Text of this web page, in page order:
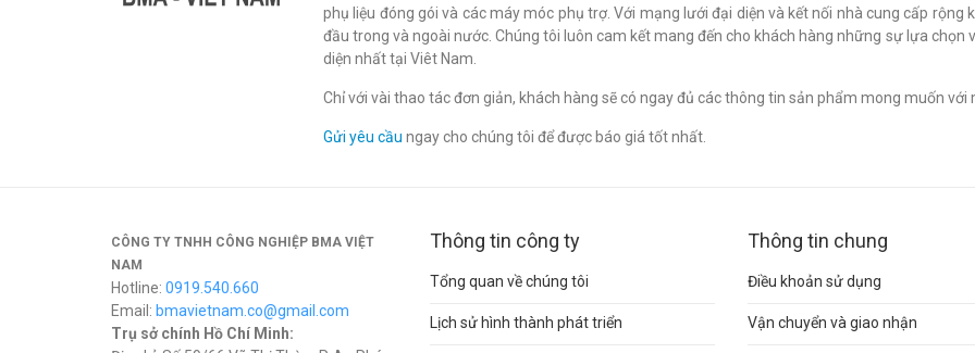
phụ liệu đóng gói và các máy móc phụ trợ. Với mạng lưới đại diện và kết nối nhà cung cấp
đầu trong và ngoài nước. Chúng tôi luôn cam kết mang đến cho khách hàng những sự lựa
diện nhất tại Viêt Nam.
Chỉ với vài thao tác đơn giản, khách hàng sẽ có ngay đủ các thông tin sản phẩm mong muốn
Gửi yêu cầu ngay cho chúng tôi để được báo giá tốt nhất.
CÔNG TY TNHH CÔNG NGHIỆP BMA VIỆT
NAM
Hotline: 0919.540.660
Email: bmavietnam.co@gmail.com
Trụ sở chính Hồ Chí Minh:
Thông tin công ty
Tổng quan về chúng tôi
Lịch sử hình thành phát triển
Thông tin chung
Điều khoản sử dụng
Vận chuyển và giao nhận